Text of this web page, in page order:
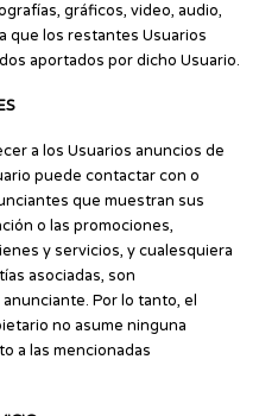
gráficos, video, audio,
que los restantes Usuarios
aportados por dicho Usuario.
a los Usuarios anuncios de
puede contactar con o
que muestran sus
o las promociones,
y servicios, y cualesquiera
asociadas, son
Por lo tanto, el
no asume ninguna
a las mencionadas